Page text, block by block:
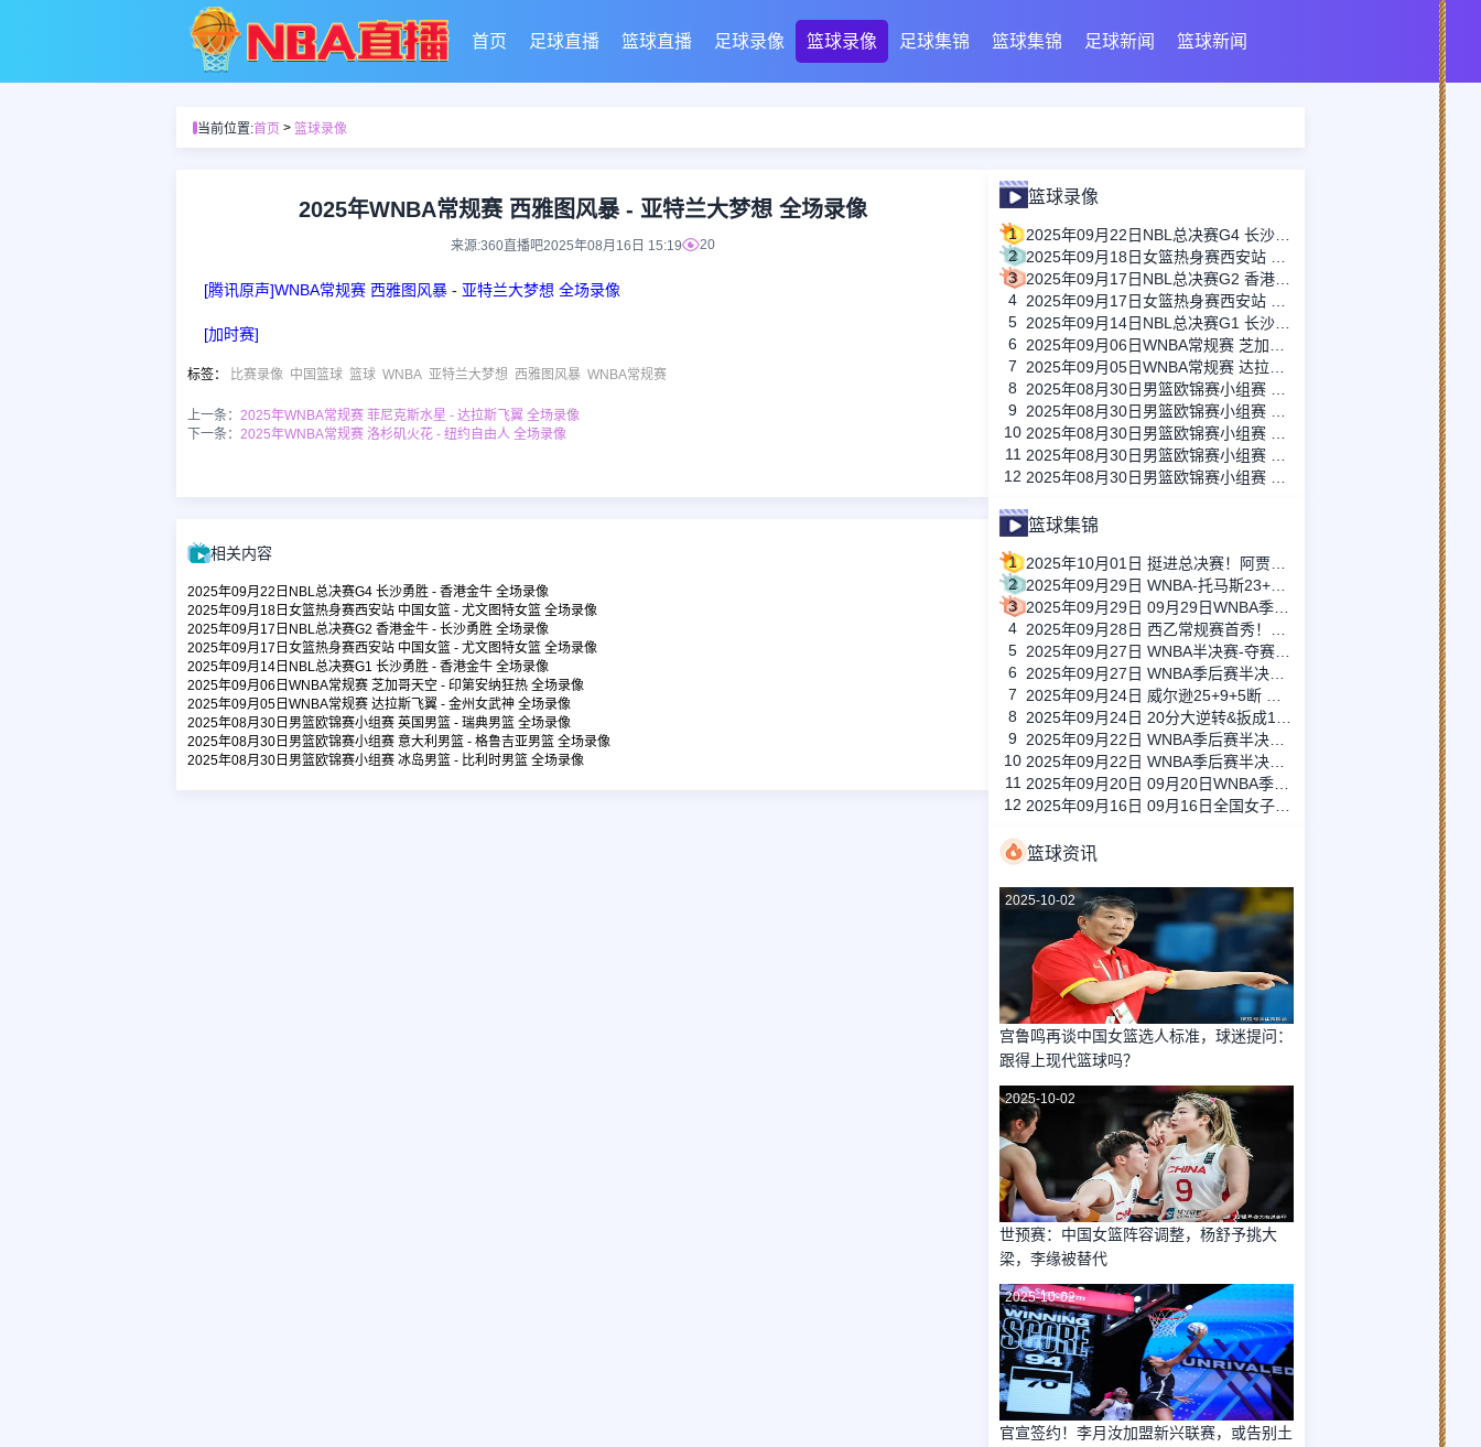
首页 足球直播 篮球直播 足球录像 篮球录像 足球集锦 篮球集锦 足球新闻 篮球新闻
当前位置:首页 > 篮球录像
2025年WNBA常规赛 西雅图风暴 - 亚特兰大梦想 全场录像
来源:360直播吧2025年08月16日 15:19 20
[腾讯原声]WNBA常规赛 西雅图风暴 - 亚特兰大梦想 全场录像
[加时赛]
标签： 比赛录像 中国篮球 篮球 WNBA 亚特兰大梦想 西雅图风暴 WNBA常规赛
上一条： 2025年WNBA常规赛 菲尼克斯水星 - 达拉斯飞翼 全场录像
下一条： 2025年WNBA常规赛 洛杉矶火花 - 纽约自由人 全场录像
相关内容
2025年09月22日NBL总决赛G4 长沙勇胜 - 香港金牛 全场录像
2025年09月18日女篮热身赛西安站 中国女篮 - 尤文图特女篮 全场录像
2025年09月17日NBL总决赛G2 香港金牛 - 长沙勇胜 全场录像
2025年09月17日女篮热身赛西安站 中国女篮 - 尤文图特女篮 全场录像
2025年09月14日NBL总决赛G1 长沙勇胜 - 香港金牛 全场录像
2025年09月06日WNBA常规赛 芝加哥天空 - 印第安纳狂热 全场录像
2025年09月05日WNBA常规赛 达拉斯飞翼 - 金州女武神 全场录像
2025年08月30日男篮欧锦赛小组赛 英国男篮 - 瑞典男篮 全场录像
2025年08月30日男篮欧锦赛小组赛 意大利男篮 - 格鲁吉亚男篮 全场录像
2025年08月30日男篮欧锦赛小组赛 冰岛男篮 - 比利时男篮 全场录像
篮球录像
1
2
3
4
5
6
7
8
9
10
11
12
篮球集锦
1
2
3
4
5
6
7
8
9
10
11
12
篮球资讯
2025-10-02
宫鲁鸣再谈中国女篮选人标准，球迷提问：
跟得上现代篮球吗？
2025-10-02
世预赛：中国女篮阵容调整，杨舒予挑大
梁，李缘被替代
2025-10-02
官宣签约！李月汝加盟新兴联赛，或告别土